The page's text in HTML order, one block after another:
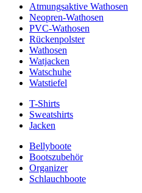
Atmungsaktive Wathosen
Neopren-Wathosen
PVC-Wathosen
Rückenpolster
Wathosen
Watjacken
Watschuhe
Watstiefel
T-Shirts
Sweatshirts
Jacken
Bellyboote
Bootszubehör
Organizer
Schlauchboote